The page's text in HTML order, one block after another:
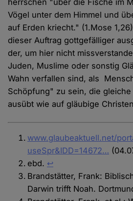
herrschen "über die Fische im
Vögel unter dem Himmel und
auf Erden kriecht." (1.Mose
dieser Auftrag gottgefälliger
der, um hier nicht
Juden, Muslime oder sonstig
Wahn verfallen sind, als
Schöpfung" zu sein, die
ausübt wie auf gläubige
www.glaubeaktuell.net/
useSpr&IDD=14672…
ebd. ↩︎
Brandstätter, Frank:
Darwin trifft Noah.